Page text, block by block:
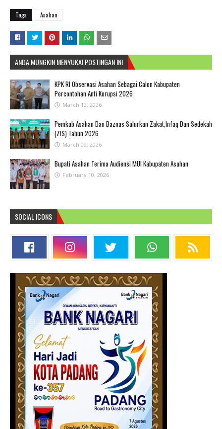
Tags Asahan
ANDA MUNGKIN MENYUKAI POSTINGAN INI
KPK RI Observasi Asahan Sebagai Calon Kabupaten
Percontohan Anti Korupsi 2026
March 12, 2026
Pemkab Asahan Dan Baznas Salurkan Zakat,Infaq Dan Sedekah
(ZIS) Tahun 2026
March 09, 2026
Bupati Asahan Terima Audiensi MUI Kabupaten Asahan
February 10, 2026
SOCIAL ICONS